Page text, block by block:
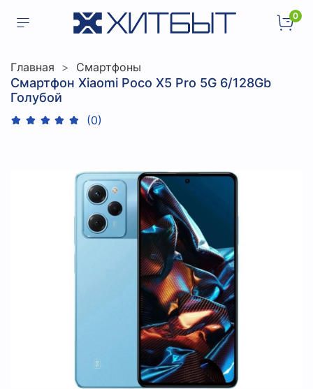
0
Главная Смартфоны
Смартфон Xiaomi Poco X5 Pro 5G 6/128Gb
Голубой
(0)